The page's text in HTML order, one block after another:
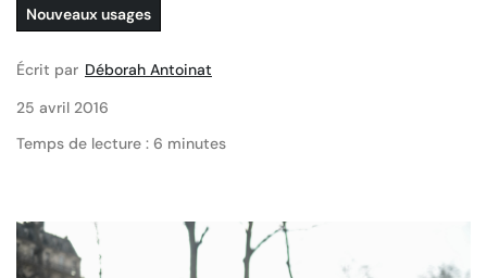
Nouveaux usages
Écrit par Déborah Antoinat
25 avril 2016
Temps de lecture : 6 minutes